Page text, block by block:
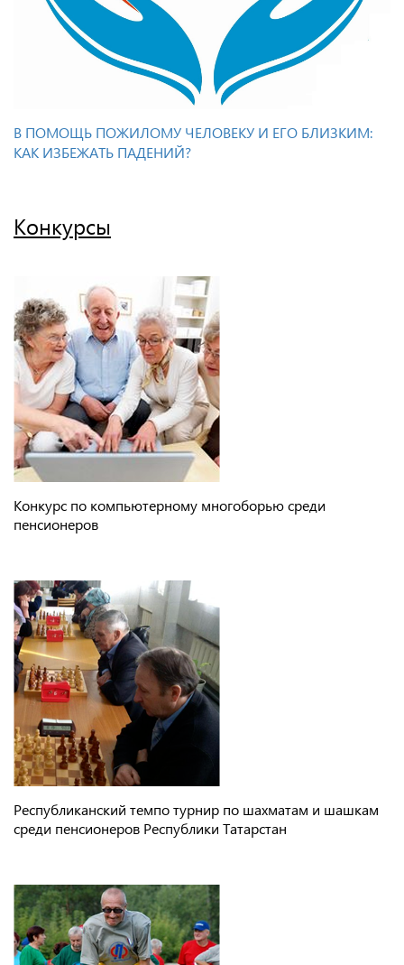
В ПОМОЩЬ ПОЖИЛОМУ ЧЕЛОВЕКУ И ЕГО БЛИЗКИМ:
КАК ИЗБЕЖАТЬ ПАДЕНИЙ?
Конкурсы
Конкурс по компьютерному многоборью среди
пенсионеров
Республиканский темпо турнир по шахматам и шашкам
среди пенсионеров Республики Татарстан